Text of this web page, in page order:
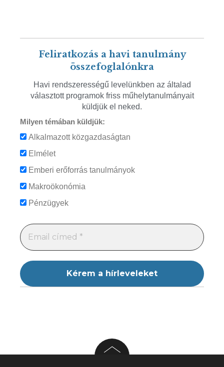
Feliratkozás a havi tanulmány
összefoglalónkra
Havi rendszerességű levelünkben az általad
választott programok friss műhelytanulmányait
küldjük el neked.
Milyen témában küldjük:
Alkalmazott közgazdaságtan
Elmélet
Emberi erőforrás tanulmányok
Makroökonómia
Pénzügyek